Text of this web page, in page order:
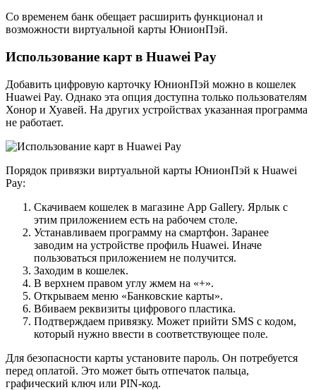
Со временем банк обещает расширить функционал и
возможности виртуальной карты ЮнионПэй.
Использование карт в Huawei Pay
Добавить цифровую карточку ЮнионПэй можно в кошелек
Huawei Pay. Однако эта опция доступна только пользователям
Хонор и Хуавей. На других устройствах указанная программа
не работает.
Порядок привязки виртуальной карты ЮнионПэй к Huawei
Pay:
Скачиваем кошелек в магазине App Gallery. Ярлык с
этим приложением есть на рабочем столе.
Устанавливаем программу на смартфон. Заранее
заводим на устройстве профиль Huawei. Иначе
пользоваться приложением не получится.
Заходим в кошелек.
В верхнем правом углу жмем на «+».
Открываем меню «Банковские карты».
Вбиваем реквизиты цифрового пластика.
Подтверждаем привязку. Может прийти SMS с кодом,
который нужно ввести в соответствующее поле.
Для безопасности карты установите пароль. Он потребуется
перед оплатой. Это может быть отпечаток пальца,
графический ключ или PIN-код.